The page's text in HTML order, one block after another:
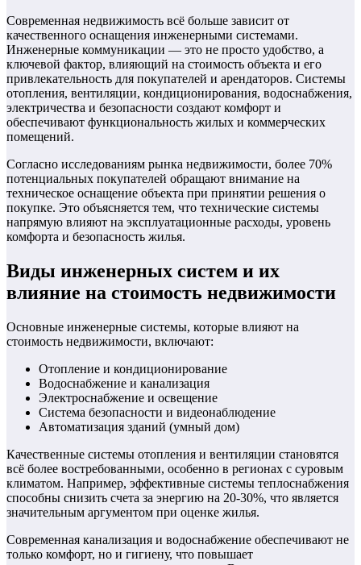
Современная недвижимость всё больше зависит от
качественного оснащения инженерными системами.
Инженерные коммуникации — это не просто удобство, а
ключевой фактор, влияющий на стоимость объекта и его
привлекательность для покупателей и арендаторов. Системы
отопления, вентиляции, кондиционирования, водоснабжения,
электричества и безопасности создают комфорт и
обеспечивают функциональность жилых и коммерческих
помещений.
Согласно исследованиям рынка недвижимости, более 70%
потенциальных покупателей обращают внимание на
техническое оснащение объекта при принятии решения о
покупке. Это объясняется тем, что технические системы
напрямую влияют на эксплуатационные расходы, уровень
комфорта и безопасность жилья.
Виды инженерных систем и их
влияние на стоимость недвижимости
Основные инженерные системы, которые влияют на
стоимость недвижимости, включают:
Отопление и кондиционирование
Водоснабжение и канализация
Электроснабжение и освещение
Система безопасности и видеонаблюдение
Автоматизация зданий (умный дом)
Качественные системы отопления и вентиляции становятся
всё более востребованными, особенно в регионах с суровым
климатом. Например, эффективные системы теплоснабжения
способны снизить счета за энергию на 20-30%, что является
значительным аргументом при оценке жилья.
Современная канализация и водоснабжение обеспечивают не
только комфорт, но и гигиену, что повышает